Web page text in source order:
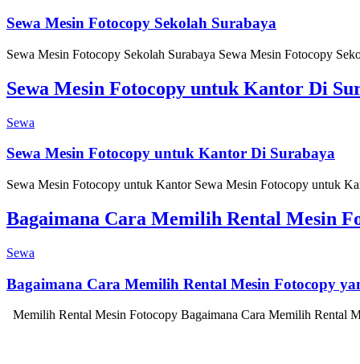
Sewa Mesin Fotocopy Sekolah Surabaya
Sewa Mesin Fotocopy Sekolah Surabaya Sewa Mesin Fotocopy
Sewa Mesin Fotocopy untuk Kantor Di
Sewa
Sewa Mesin Fotocopy untuk Kantor Di Surabaya
Sewa Mesin Fotocopy untuk Kantor Sewa Mesin Fotocopy untuk
Bagaimana Cara Memilih Rental Mesin
Sewa
Bagaimana Cara Memilih Rental Mesin Fotocopy
Memilih Rental Mesin Fotocopy Bagaimana Cara Memilih Rental